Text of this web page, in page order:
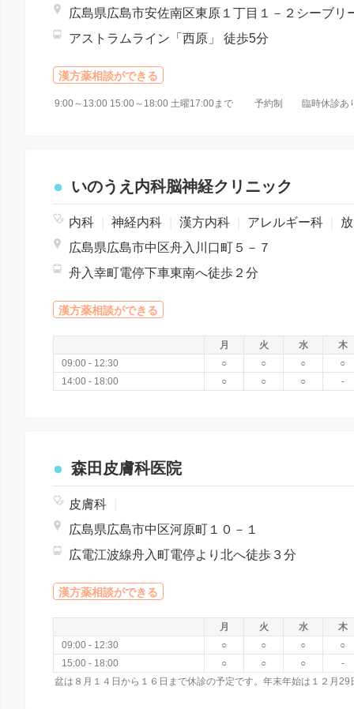
アストラムライン「西原」 徒歩5分
漢方薬相談ができる
9:00～13:00 15:00～18:00 土曜17:00まで 予約制 臨時休診あ
いのうえ内科脳神経クリニック
内科 神経内科 漢方内科 アレルギー科
放射線科
広島県広島市中区舟入川口町５－７
舟入幸町電停下車東南へ徒歩２分
漢方薬相談ができる
月 火 水
木
09:00 - 12:30
○ ○ ○
○
14:00 - 18:00
○ ○ ○ -
森田皮膚科医院
皮膚科
広島県広島市中区河原町１０－１
広電江波線舟入町電停より北へ徒歩３分
漢方薬相談ができる
月 火 水
木
09:00 - 12:30
○ ○ ○
○
15:00 - 18:00
○ ○ ○
-
盆は８月１４日から１６日まで休診の予定です。年末年始は１２月